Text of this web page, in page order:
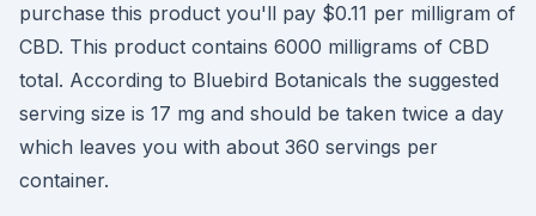
purchase this product you'll pay $0.11 per milligram of
CBD. This product contains 6000 milligrams of CBD
total. According to Bluebird Botanicals the suggested
serving size is 17 mg and should be taken twice a day
which leaves you with about 360 servings per
container.